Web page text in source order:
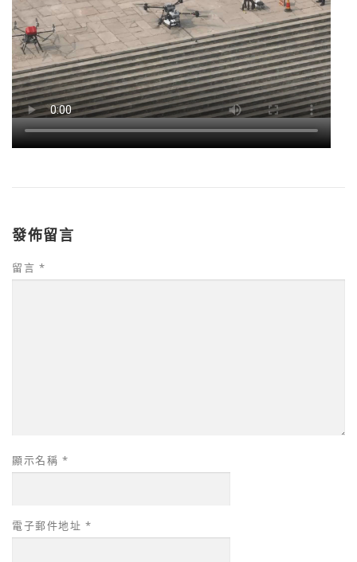
發佈留言
留言 *
顯示名稱 *
電子郵件地址 *